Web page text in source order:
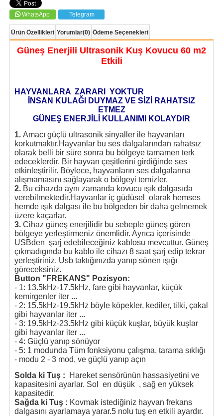
WhatsApp Telegram
Ürün Özellikleri Yorumlar(0) Ödeme Seçenekleri
Güneş Enerjili Ultrasonik Kuş Kovucu 60 m2
Etkili
HAYVANLARA ZARARI YOKTUR
İNSAN KULAĞI DUYMAZ VE SİZİ RAHATSIZ
ETMEZ
GÜNEŞ ENERJİLİ KULLANIMI KOLAYDIR
1.Amacı güçlü ultrasonik sinyaller ile hayvanları
korkutmaktır.Hayvanlar bu ses dalgalarından rahatsız
olarak belli bir süre sonra bu bölgeye tamamen terk
edeceklerdir. Bir hayvan çeşitlerini girdiğinde ses
etkinleştirilir. Böylece, hayvanların ses dalgalarına
alışmamasını sağlayarak o bölgeyi temizler.
2.Bu cihazda aynı zamanda kovucu ışık dalgasıda
verebilmektedir.Hayvanlar iç güdüsel olarak hemses
hemde ışık dalgası ile bu bölgeden bir daha gelmemek
üzere kaçarlar.
3.Cihaz güneş enerjilidir bu sebeple güneş gören
bölgeye yerleştirmeniz önemlidir. Ayrıca içerisinde
USBden şarj edebileceğiniz kablosu mevcuttur. Güneş
çıkmadıgında bu kablo ile cihazı 8 saat şarj edip tekrar
yerleştiriniz. Usb taktığınızda yanıp sönen ışığı
göreceksiniz.
Button "FREKANS" Pozisyon:
- 1: 13.5kHz-17.5kHz, fare gibi hayvanlar, küçük
kemirgenler iter ...
- 2: 15.5kHz-19.5kHz böyle köpekler, kediler, tilki, çakal
gibi hayvanlar iter ...
- 3: 19.5kHz-23.5kHz gibi küçük kuşlar, büyük kuşlar
gibi hayvanlar iter ...
- 4: Güçlü yanıp sönüyor
- 5: 1 modunda Tüm fonksiyonu çalışma, tarama sıklığı
- modu 2 - 3 mod, ve güçlü yanıp açın
Solda ki Tuş :
Hareket sensörünün hassasiyetini ve
kapasitesini ayarlar. Sol en düşük , sağ en yüksek
kapasitedir.
Sağda ki Tuş : Kovmak istediğiniz hayvan frekans
dalgasını ayarlamaya yarar.5 nolu tuş en etkili ayardır.